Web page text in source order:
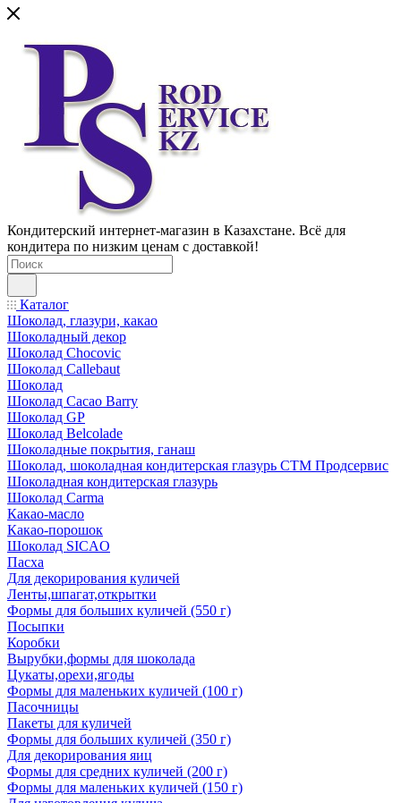
Кондитерский интернет-магазин в Казахстане. Всё для
кондитера по низким ценам с доставкой!
Каталог
Шоколад, глазури, какао
Шоколадный декор
Шоколад Chocovic
Шоколад Callebaut
Шоколад
Шоколад Cacao Barry
Шоколад GP
Шоколад Belcolade
Шоколадные покрытия, ганаш
Шоколад, шоколадная кондитерская глазурь СТМ Продсервис
Шоколадная кондитерская глазурь
Шоколад Carma
Какао-масло
Какао-порошок
Шоколад SICAO
Пасха
Для декорирования куличей
Ленты,шпагат,открытки
Формы для больших куличей (550 г)
Посыпки
Коробки
Вырубки,формы для шоколада
Цукаты,орехи,ягоды
Формы для маленьких куличей (100 г)
Пасочницы
Пакеты для куличей
Формы для больших куличей (350 г)
Для декорирования яиц
Формы для средних куличей (200 г)
Формы для маленьких куличей (150 г)